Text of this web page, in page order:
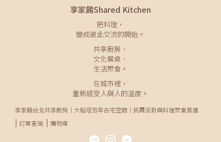
享家餚Shared Kitchen
把料理，
變成彼此交流的開始。
共享廚房、
文化餐桌、
生活聚會。
在城市裡，
重新感受人與人的溫度。
享家餚台北共享廚房｜大稻埕百年古宅空間｜抓周派對與料理聚會首選
訂單查詢
購物車